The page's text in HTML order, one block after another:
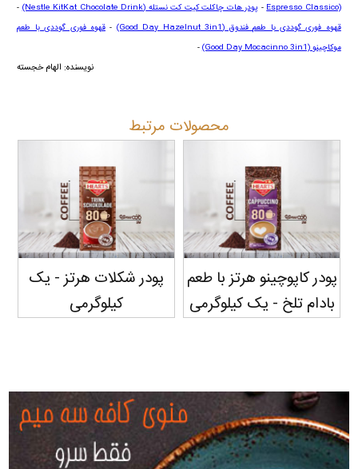
Espresso Classico)
- پودر هات چاکلت کیت کت نستله(Nestle KitKat Chocolate Drink)
-
قهوه فوری گوددی با طعم فندوق(Good Day Hazelnut 3in1)
-قهوه فوری گوددی با طعم
موکاچینو(Good Day Mocacinno 3in1)
-
نویسنده: الهام خجسته
محصولات مرتبط
پودر کاپوچینو هرتز با طعم
بادام تلخ - یک کیلوگرمی
پودر شکلات هرتز - یک
کیلوگرمی